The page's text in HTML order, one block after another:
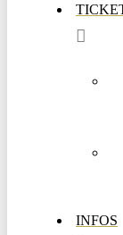
INFOS